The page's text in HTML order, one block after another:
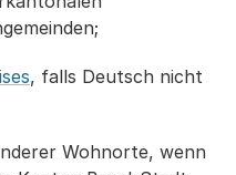
, falls Deutsch nicht
Wohnorte, wenn